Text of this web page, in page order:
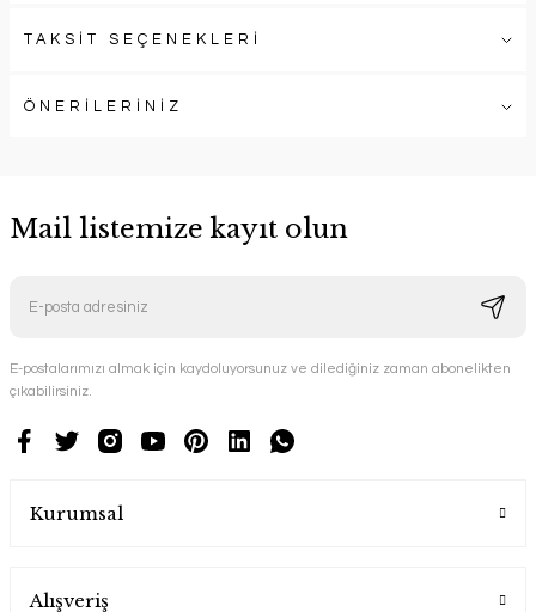
TAKSİT SEÇENEKLERİ
ÖNERİLERİNİZ
Mail listemize kayıt olun
E-postalarımızı almak için kaydoluyorsunuz ve dilediğiniz zaman abonelikten
çıkabilirsiniz.
Kurumsal
Alışveriş